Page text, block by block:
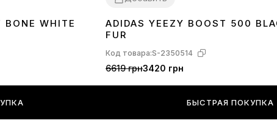
WHITE 4144
ADIDAS YEEZY BOOST 500
FUR
Код товара:S-2350514
6619 грн3420 грн
БЫСТРАЯ ПОКУПКА